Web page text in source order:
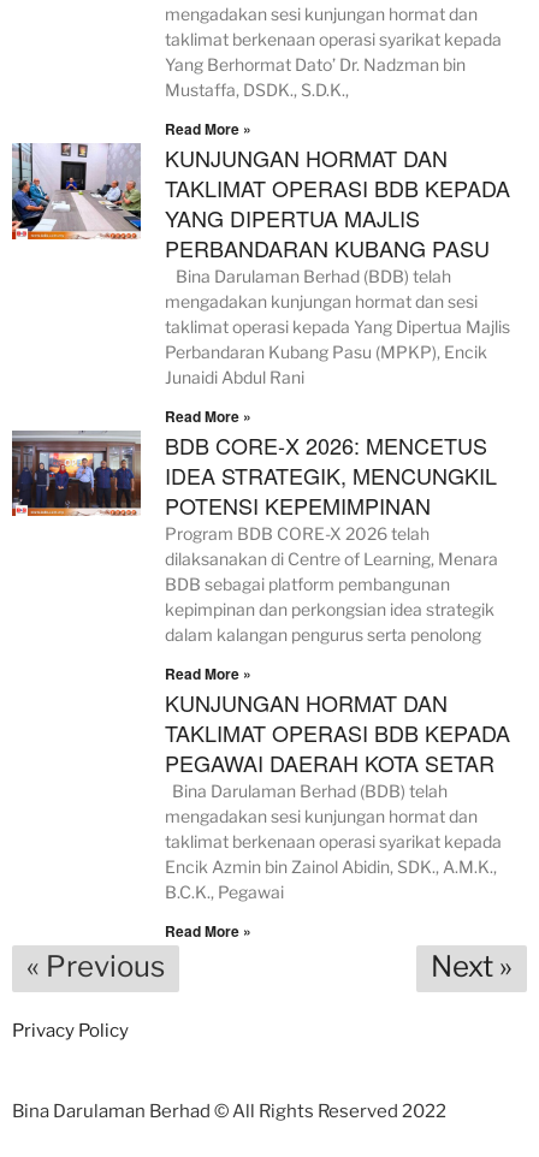
mengadakan sesi kunjungan hormat dan
taklimat berkenaan operasi syarikat kepada
Yang Berhormat Dato’ Dr. Nadzman bin
Mustaffa, DSDK., S.D.K.,
Read More »
KUNJUNGAN HORMAT DAN
TAKLIMAT OPERASI BDB KEPADA
YANG DIPERTUA MAJLIS
PERBANDARAN KUBANG PASU
Bina Darulaman Berhad (BDB) telah
mengadakan kunjungan hormat dan sesi
taklimat operasi kepada Yang Dipertua Majlis
Perbandaran Kubang Pasu (MPKP), Encik
Junaidi Abdul Rani
Read More »
BDB CORE-X 2026: MENCETUS
IDEA STRATEGIK, MENCUNGKIL
POTENSI KEPEMIMPINAN
Program BDB CORE-X 2026 telah
dilaksanakan di Centre of Learning, Menara
BDB sebagai platform pembangunan
kepimpinan dan perkongsian idea strategik
dalam kalangan pengurus serta penolong
Read More »
KUNJUNGAN HORMAT DAN
TAKLIMAT OPERASI BDB KEPADA
PEGAWAI DAERAH KOTA SETAR
Bina Darulaman Berhad (BDB) telah
mengadakan sesi kunjungan hormat dan
taklimat berkenaan operasi syarikat kepada
Encik Azmin bin Zainol Abidin, SDK., A.M.K.,
B.C.K., Pegawai
Read More »
« Previous Next »
Privacy Policy
Bina Darulaman Berhad © All Rights Reserved 2022